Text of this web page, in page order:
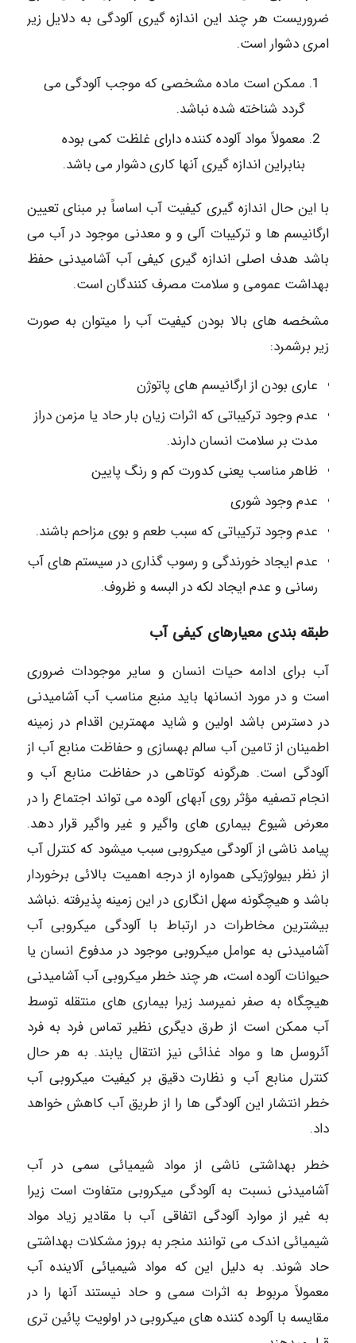
ضروریست هر چند این اندازه گیری آلودگی به دلایل زیر
امری دشوار است.
ممکن است ماده مشخصی که موجب آلودگی می
گردد شناخته شده نباشد.
معمولاً مواد آلوده کننده دارای غلظت کمی بوده
بنابراین اندازه گیری آنها کاری دشوار می باشد.
با این حال اندازه گیری کیفیت آب اساساً بر مبنای تعیین
ارگانیسم ها و ترکیبات آلی و و معدنی موجود در آب می
باشد هدف اصلی اندازه گیری کیفی آب آشامیدنی حفظ
بهداشت عمومی و سلامت مصرف کنندگان است.
مشخصه های بالا بودن کیفیت آب را میتوان به صورت
زیر برشمرد:
عاری بودن از ارگانیسم های پاتوژن
عدم وجود ترکیباتی که اثرات زیان بار حاد یا مزمن دراز
مدت بر سلامت انسان دارند.
ظاهر مناسب یعنی کدورت کم و رنگ پایین
عدم وجود شوری
عدم وجود ترکیباتی که سبب طعم و بوی مزاحم باشند.
عدم ایجاد خورندگی و رسوب گذاری در سیستم های آب
رسانی و عدم ایجاد لکه در البسه و ظروف.
طبقه بندی معیارهای کیفی آب
آب برای ادامه حیات انسان و سایر موجودات ضروری
است و در مورد انسانها باید منبع مناسب آب آشامیدنی
در دسترس باشد اولین و شاید مهمترین اقدام در زمینه
اطمینان از تامین آب سالم بهسازی و حفاظت منابع آب از
آلودگی است. هرگونه کوتاهی در حفاظت منابع آب و
انجام تصفیه مؤثر روی آبهای آلوده می تواند اجتماع را در
معرض شیوع بیماری های واگیر و غیر واگیر قرار دهد.
پیامد ناشی از آلودگی میکروبی سبب میشود که کنترل آب
از نظر بیولوژیکی همواره از درجه اهمیت بالائی برخوردار
باشد و هیچگونه سهل انگاری در این زمینه پذیرفته .نباشد
بیشترین مخاطرات در ارتباط با آلودگی میکروبی آب
آشامیدنی به عوامل میکروبی موجود در مدفوع انسان یا
حیوانات آلوده است، هر چند خطر میکروبی آب آشامیدنی
هیچگاه به صفر نمیرسد زیرا بیماری های منتقله توسط
آب ممکن است از طرق دیگری نظیر تماس فرد به فرد
آئروسل ها و مواد غذائی نیز انتقال یابند. به هر حال
کنترل منابع آب و نظارت دقیق بر کیفیت میکروبی آب
خطر انتشار این آلودگی ها را از طریق آب کاهش خواهد
داد.
خطر بهداشتی ناشی از مواد شیمیائی سمی در آب
آشامیدنی نسبت به آلودگی میکروبی متفاوت است زیرا
به غیر از موارد آلودگی اتفاقی آب با مقادیر زیاد مواد
شیمیائی اندک می توانند منجر به بروز مشکلات بهداشتی
حاد شوند. به دلیل این که مواد شیمیائی آلاینده آب
معمولاً مربوط به اثرات سمی و حاد نیستند آنها را در
مقایسه با آلوده کننده های میکروبی در اولویت پائین تری